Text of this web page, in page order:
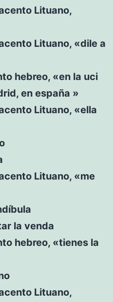
Lituano,
Lituano, «dile a
hebreo, «en la uci
en españa »
Lituano, «ella
Lituano, «me
la venda
hebreo, «tienes la
Lituano,